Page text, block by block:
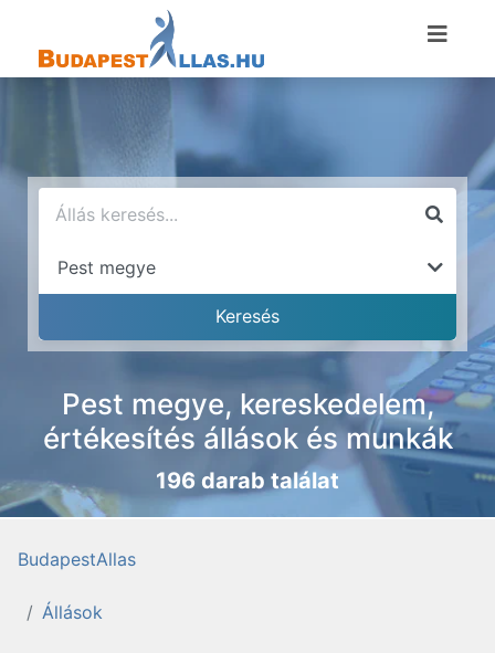
Pest megye, kereskedelem,
értékesítés állások és munkák
196 darab találat
BudapestAllas
Állások